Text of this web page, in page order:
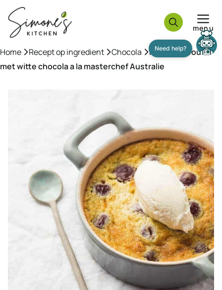
naar
inhoud
menu
Home »Recept op ingredient »Chocola »Kersen clafoutis
met witte chocola a la masterchef Australie
Need help?